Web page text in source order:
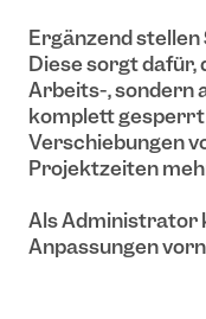
Ergänzend
Diese sorgt dafür,
Arbeits-, sondern
komplett gesperrt
Verschiebungen
Projektzeiten
Als Administrator
Anpassungen